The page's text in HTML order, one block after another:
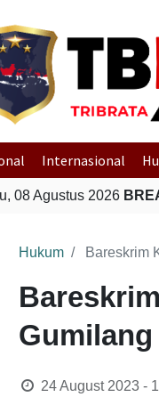
Internasional
08 Agustus 2026
Hukum Bareskrim
Gumilang
24 August 2023 -